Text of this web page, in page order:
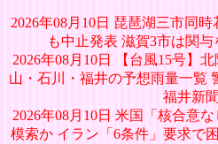
2026年08月10日 琵琶湖三市同
も中止発表 滋賀3市は関
2026年08月10日 【台風15号】
山・石川・福井の予想雨量一覧
福井新
2026年08月10日 米国「核合意
模索か イラン「6条件」要求で